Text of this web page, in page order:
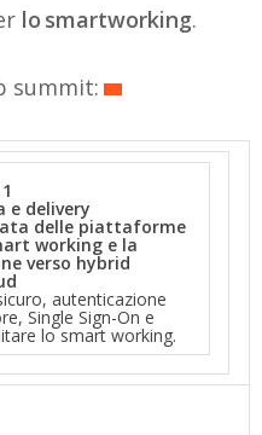
lo smartworking.
summit:
e delivery
delle piattaforme
working e la
verso hybrid
autenticazione
Single Sign-On e
lo smart working.